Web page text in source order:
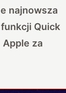
najnowsza
Quick
za